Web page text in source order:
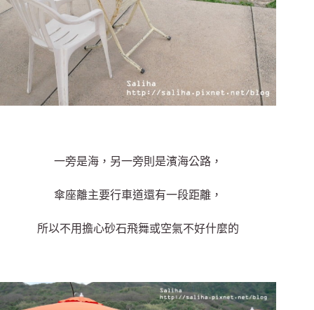
一旁是海，另一旁則是濱海公路，
傘座離主要行車道還有一段距離，
所以不用擔心砂石飛舞或空氣不好什麼的